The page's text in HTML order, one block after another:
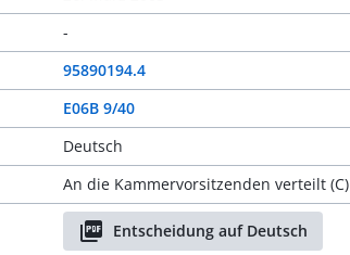
-
95890194.4
E06B 9/40
Deutsch
An die Kammervorsitzenden verteilt (C)
Entscheidung auf Deutsch